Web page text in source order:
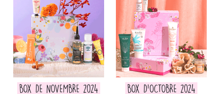
BOX DE NOVEMBRE 2024 BOX D'OCTOBRE 2024